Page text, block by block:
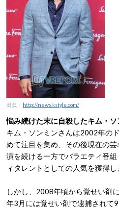
出典： http://news.kstyle.com/
悩み続けた末に自殺したキム・ソ
キム・ソンミンさんは2002年の
めて注目を集め、その後現在の
演を続ける一方でバラエティ番
ィタレントとしての人気を獲得し
しかし、2008年頃から覚せい剤
年3月には覚せい剤で逮捕されて